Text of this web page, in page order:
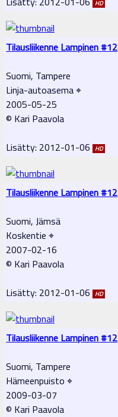
HD
Tilausliikenne Lampinen #12
Suomi, Tampere
Linja-autoasema ⌖
2005-05-25
© Kari Paavola
Lisätty: 2012-01-06 HD
Tilausliikenne Lampinen #12
Suomi, Jämsä
Koskentie ⌖
2007-02-16
© Kari Paavola
Lisätty: 2012-01-06 HD
Tilausliikenne Lampinen #12
Suomi, Tampere
Hämeenpuisto ⌖
2009-03-07
© Kari Paavola